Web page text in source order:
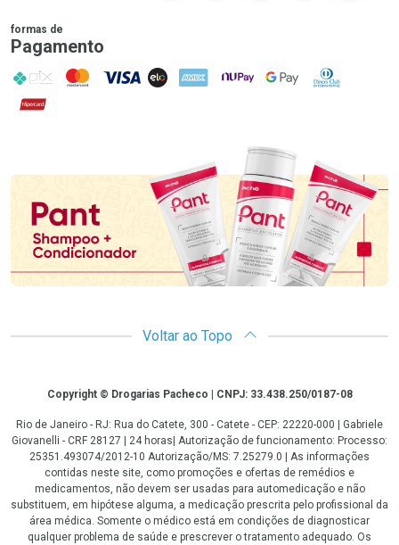
formas de
Pagamento
PIX MasterCard
VISA ELO AMEX NuPay Google PayDiners Club
Hipercard
Promoção em Destaque
Voltar ao Topo
CopyrightCopyright © Drogarias Pacheco | CNPJ: 33.438.250/0187-08
Rio de Janeiro - RJ: Rua do Catete, 300 - Catete - CEP: 22220-000 | Gabriele
Giovanelli - CRF 28127 | 24 horas| Autorização de funcionamento: Processo:
25351.493074/2012-10 Autorização/MS: 7.25279.0 | As informações
contidas neste site, como promoções e ofertas de remédios e
medicamentos, não devem ser usadas para automedicação e não
substituem, em hipótese alguma, a medicação prescrita pelo profissional da
área médica. Somente o médico está em condições de diagnosticar
qualquer problema de saúde e prescrever o tratamento adequado. Os